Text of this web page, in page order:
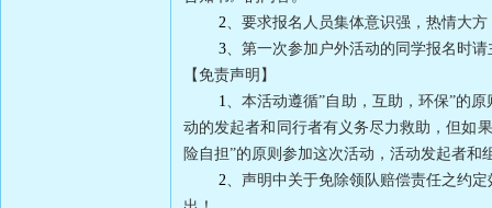
2、要求报名人员集体意识强，热情大方
3、第一次参加户外活动的同学报名时
【免责声明】
1、本活动遵循”自助，互助，环保”的
动的发起者和同行者有义务尽力救助，但如
险自担”的原则参加这次活动，活动发起者
2、声明中关于免除领队赔偿责任之约